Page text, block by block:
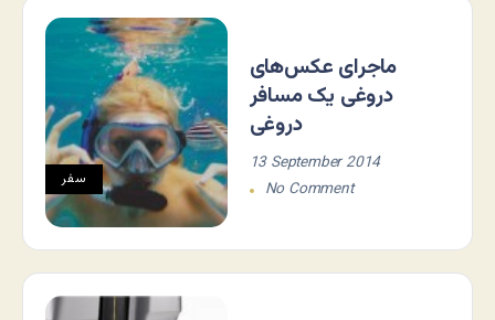
سفر
ماجرای عکس‌های
دروغی یک مسافر
دروغی
13 September 2014
No Comment